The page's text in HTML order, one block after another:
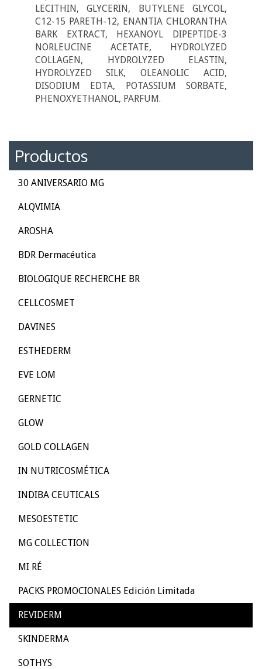
LECITHIN, GLYCERIN, BUTYLENE GLYCOL,
C12-15 PARETH-12, ENANTIA CHLORANTHA
BARK EXTRACT, HEXANOYL DIPEPTIDE-3
NORLEUCINE ACETATE, HYDROLYZED
COLLAGEN, HYDROLYZED ELASTIN,
HYDROLYZED SILK, OLEANOLIC ACID,
DISODIUM EDTA, POTASSIUM SORBATE,
PHENOXYETHANOL, PARFUM.
Productos
30 ANIVERSARIO MG
ALQVIMIA
AROSHA
BDR Dermacéutica
BIOLOGIQUE RECHERCHE BR
CELLCOSMET
DAVINES
ESTHEDERM
EVE LOM
GERNETIC
GLOW
GOLD COLLAGEN
IN NUTRICOSMÉTICA
INDIBA CEUTICALS
MESOESTETIC
MG COLLECTION
MI RÉ
PACKS PROMOCIONALES Edición Limitada
REVIDERM
SKINDERMA
SOTHYS